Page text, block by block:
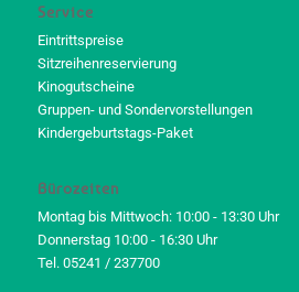
Service
Eintrittspreise
Sitzreihenreservierung
Kinogutscheine
Gruppen- und Sondervorstellungen
Kindergeburtstags-Paket
Bürozeiten
Montag bis Mittwoch: 10:00 - 13:30 Uhr
Donnerstag 10:00 - 16:30 Uhr
Tel. 05241 / 237700